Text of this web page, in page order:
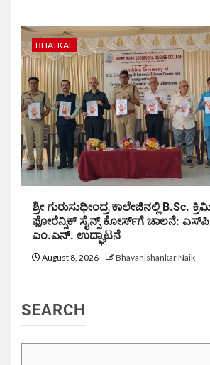
BHATKAL
ಶ್ರೀ ಗುರುಸುಧೀಂದ್ರ ಕಾಲೇಜಿನಲ್ಲಿ B.Sc.
ಫೋರೆನ್ಸಿಕ್ ಸೈನ್ಸ್ ಕೋರ್ಸ್‌ಗೆ ಚಾಲನೆ:
ಎಂ.ಎನ್. ಉದ್ಘಾಟನೆ
August 8, 2026 Bhavanishankar Naik
SEARCH